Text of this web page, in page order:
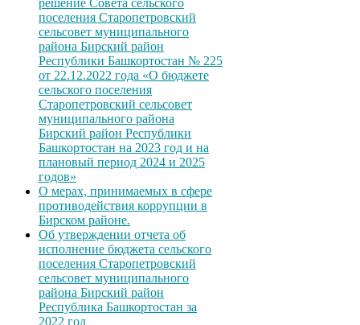
решение Совета сельского
поселения Старопетровский
сельсовет муниципального
района Бирский район
Республики Башкортостан № 225
от 22.12.2022 года «О бюджете
сельского поселения
Старопетровский сельсовет
муниципального района
Бирский район Республики
Башкортостан на 2023 год и на
плановый период 2024 и 2025
годов»
О мерах, принимаемых в сфере
противодействия коррупции в
Бирском районе.
Об утверждении отчета об
исполнение бюджета сельского
поселения Старопетровский
сельсовет муниципального
района Бирский район
Республика Башкортостан за
2022 год